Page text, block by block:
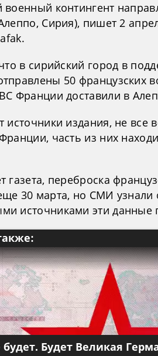
военный контингент
Сирия), пишет 2
в сирийский город в
50 французских
Франции доставили в
источники издания, не все
часть из них
газета, переброска
30 марта, но СМИ узнали
источниками эти данные
Будет Великая